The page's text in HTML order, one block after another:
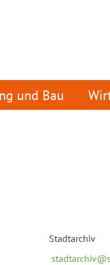
und Bau
Stadtarchiv